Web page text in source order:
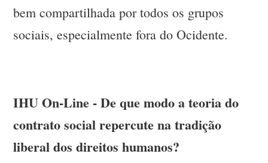
bem compartilhada por todos os grupos
sociais, especialmente fora do Ocidente.
IHU On-Line - De que modo a teoria do
contrato social repercute na tradição
liberal dos direitos humanos?